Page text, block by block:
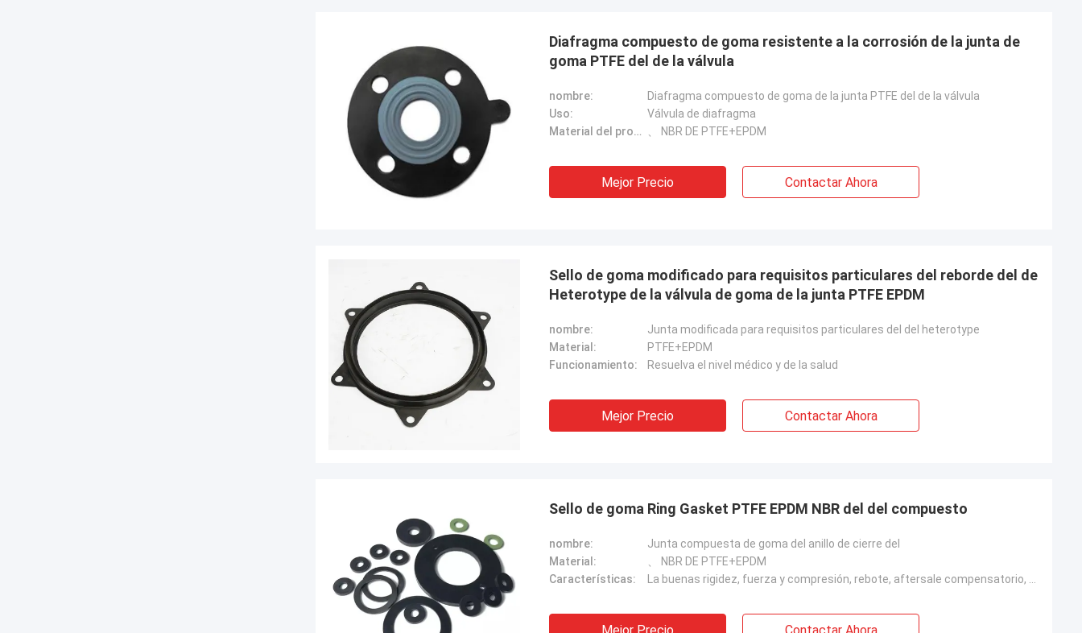
Diafragma compuesto de goma resistente a la corrosión de la junta de
goma PTFE del de la válvula
nombre:
Diafragma compuesto de goma de la junta PTFE del de la válvula
Uso:
Válvula de diafragma
Material del producto:
、 NBR DE PTFE+EPDM
Mejor Precio Contactar Ahora
Sello de goma modificado para requisitos particulares del reborde del de
Heterotype de la válvula de goma de la junta PTFE EPDM
nombre:
Junta modificada para requisitos particulares del del heterotype
Material:
PTFE+EPDM
Funcionamiento:
Resuelva el nivel médico y de la salud
Mejor Precio Contactar Ahora
Sello de goma Ring Gasket PTFE EPDM NBR del del compuesto
nombre:
Junta compuesta de goma del anillo de cierre del
Material:
、 NBR DE PTFE+EPDM
Características: